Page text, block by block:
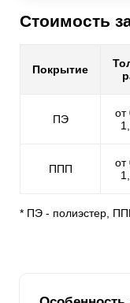
Стоимость
Покрытие
ПЭ
от
ППП
от
* ПЭ - полиэстер,